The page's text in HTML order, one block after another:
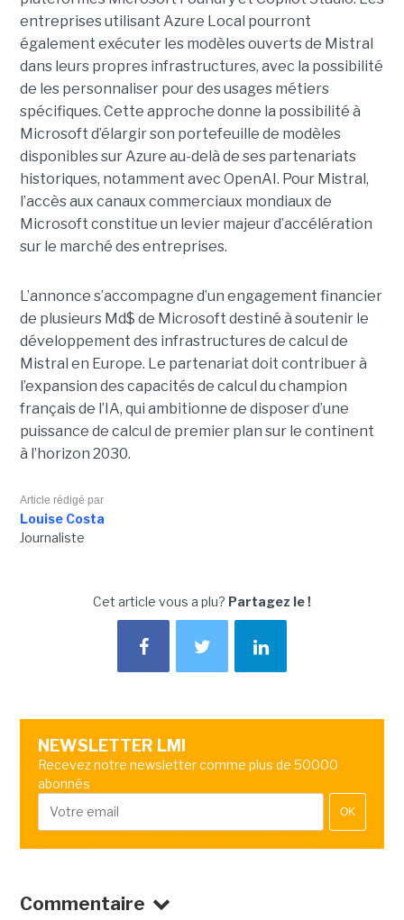
entreprises utilisant Azure Local pourront
également exécuter les modèles ouverts de Mistral
dans leurs propres infrastructures, avec la possibilité
de les personnaliser pour des usages métiers
spécifiques. Cette approche donne la possibilité à
Microsoft d’élargir son portefeuille de modèles
disponibles sur Azure au-delà de ses partenariats
historiques, notamment avec OpenAI. Pour Mistral,
l’accès aux canaux commerciaux mondiaux de
Microsoft constitue un levier majeur d’accélération
sur le marché des entreprises.
L’annonce s’accompagne d’un engagement financier
de plusieurs Md$ de Microsoft destiné à soutenir le
développement des infrastructures de calcul de
Mistral en Europe. Le partenariat doit contribuer à
l’expansion des capacités de calcul du champion
français de l’IA, qui ambitionne de disposer d’une
puissance de calcul de premier plan sur le continent
à l’horizon 2030.
Article rédigé par
Louise Costa
Journaliste
Cet article vous a plu? Partagez le !
NEWSLETTER LMI
Recevez notre newsletter comme plus de 50000
abonnés
OK
Commentaire